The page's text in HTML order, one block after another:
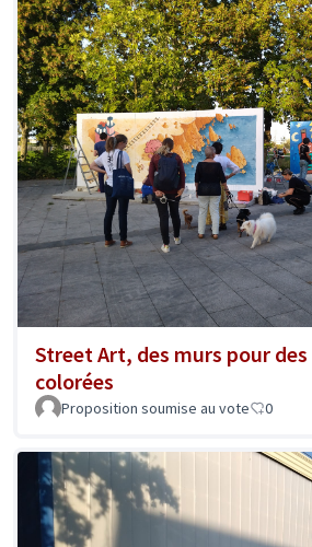
Street Art, des murs pour
colorées
Proposition soumise au vote 0